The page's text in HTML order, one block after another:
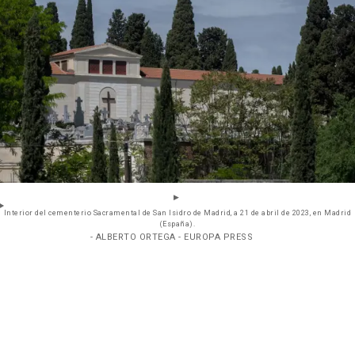
Interior del cementerio Sacramental de San Isidro de Madrid, a 21 de abril de 2023, en Madrid
(España).
- ALBERTO ORTEGA - EUROPA PRESS